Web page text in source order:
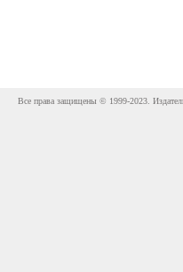
Все права защищены © 1999-2023.